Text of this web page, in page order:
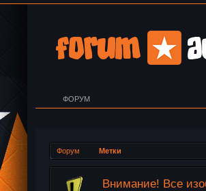
Форум Метки
Внимание! Все
ФОРУМ